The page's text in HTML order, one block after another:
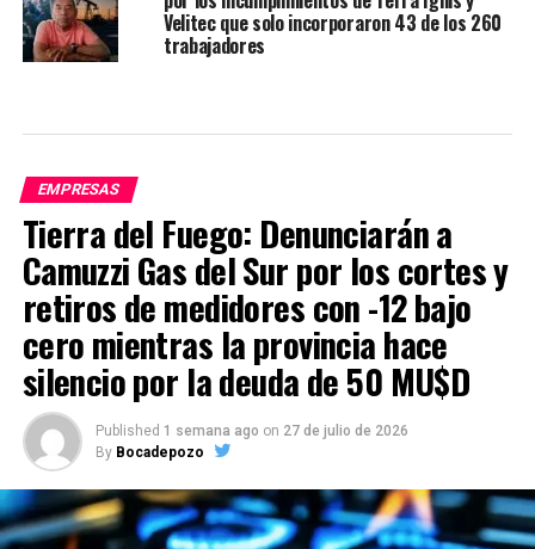
Velitec que solo incorporaron 43 de los 260
trabajadores
EMPRESAS
Tierra del Fuego: Denunciarán a
Camuzzi Gas del Sur por los cortes y
retiros de medidores con -12 bajo
cero mientras la provincia hace
silencio por la deuda de 50 MU$D
Published 1 semana ago on 27 de julio de 2026
By Bocadepozo